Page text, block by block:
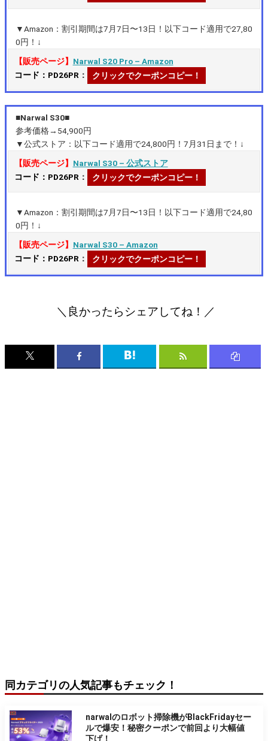
▼Amazon：割引期間は7月7日〜13日！以下コード適用で27,80
0円！↓
【販売ページ】 Narwal S20 Pro – Amazon
コード：PD26PR ： クリックでクーポンコピー！
■Narwal S30■
参考価格→54,900円
▼公式ストア：以下コード適用で24,800円！7月31日まで！↓
【販売ページ】 Narwal S30 – 公式ストア
コード：PD26PR ： クリックでクーポンコピー！
▼Amazon：割引期間は7月7日〜13日！以下コード適用で24,80
0円！↓
【販売ページ】 Narwal S30 – Amazon
コード：PD26PR ： クリックでクーポンコピー！
＼良かったらシェアしてね！／
同カテゴリの人気記事もチェック！
narwalのロボット掃除機がBlackFridayセー
ルで爆安！秘密クーポンで前回より大幅値
下げ！